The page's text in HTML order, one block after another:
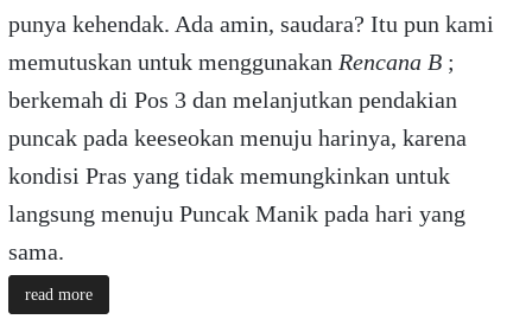
punya kehendak. Ada amin, saudara? Itu pun kami
memutuskan untuk menggunakan Rencana B;
berkemah di Pos 3 dan melanjutkan pendakian
puncak pada keeseokan menuju harinya, karena
kondisi Pras yang tidak memungkinkan untuk
langsung menuju Puncak Manik pada hari yang
sama.
read more